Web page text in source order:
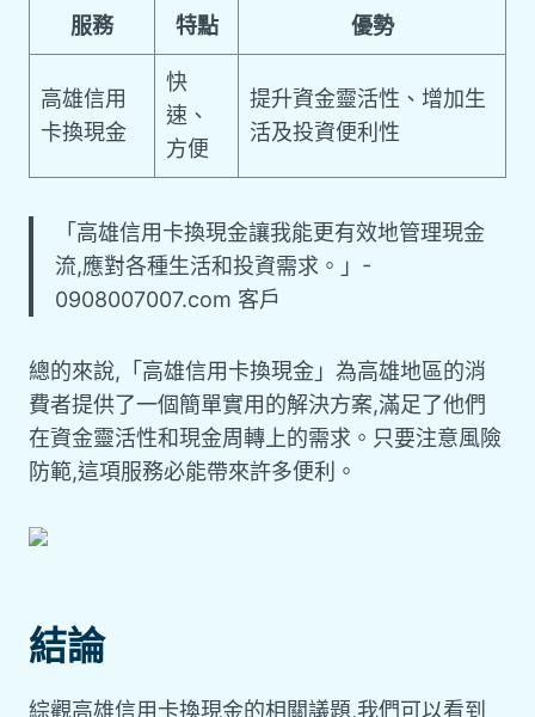
服務 特點 優勢
高雄信用
卡換現金
快
速、
方便
提升資金靈活性、增加生
活及投資便利性
「高雄信用卡換現金讓我能更有效地管理現金
流,應對各種生活和投資需求。」-
0908007007.com 客戶
總的來說,「高雄信用卡換現金」為高雄地區的消
費者提供了一個簡單實用的解決方案,滿足了他們
在資金靈活性和現金周轉上的需求。只要注意風險
防範,這項服務必能帶來許多便利。
結論
綜觀高雄信用卡換現金的相關議題,我們可以看到